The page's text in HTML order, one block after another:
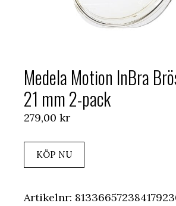
Medela Motion InBra
21 mm 2-pack
279,00 kr
KÖP NU
Artikelnr: